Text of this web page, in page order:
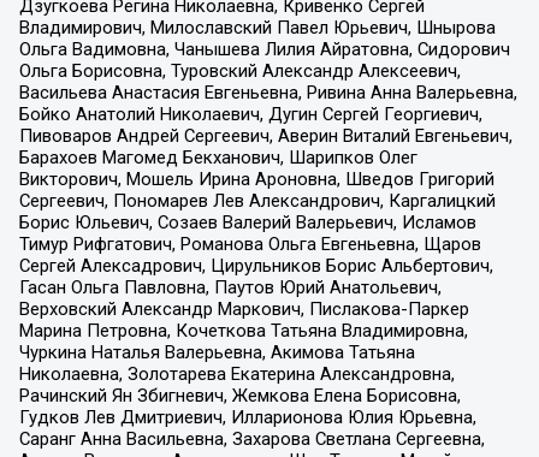
Дзугкоева Регина Николаевна, Кривенко Сергей
Владимирович, Милославский Павел Юрьевич, Шнырова
Ольга Вадимовна, Чанышева Лилия Айратовна, Сидорович
Ольга Борисовна, Туровский Александр Алексеевич,
Васильева Анастасия Евгеньевна, Ривина Анна Валерьевна,
Бойко Анатолий Николаевич, Дугин Сергей Георгиевич,
Пивоваров Андрей Сергеевич, Аверин Виталий Евгеньевич,
Барахоев Магомед Бекханович, Шарипков Олег
Викторович, Мошель Ирина Ароновна, Шведов Григорий
Сергеевич, Пономарев Лев Александрович, Каргалицкий
Борис Юльевич, Созаев Валерий Валерьевич, Исламов
Тимур Рифгатович, Романова Ольга Евгеньевна, Щаров
Сергей Алексадрович, Цирульников Борис Альбертович,
Гасан Ольга Павловна, Паутов Юрий Анатольевич,
Верховский Александр Маркович, Пислакова-Паркер
Марина Петровна, Кочеткова Татьяна Владимировна,
Чуркина Наталья Валерьевна, Акимова Татьяна
Николаевна, Золотарева Екатерина Александровна,
Рачинский Ян Збигневич, Жемкова Елена Борисовна,
Гудков Лев Дмитриевич, Илларионова Юлия Юрьевна,
Саранг Анна Васильевна, Захарова Светлана Сергеевна,